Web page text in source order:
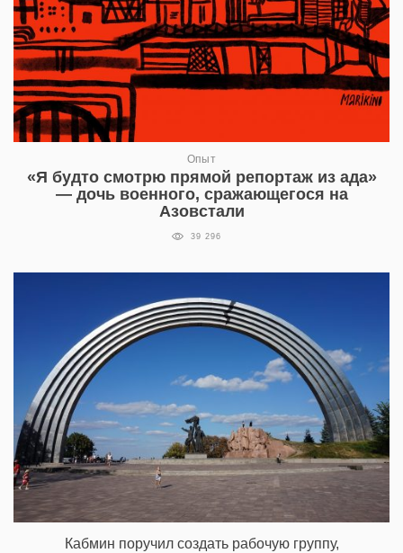
Опыт
«Я будто смотрю прямой репортаж из ада»
— дочь военного, сражающегося на
Азовстали
39 296
Кабмин поручил создать рабочую группу,